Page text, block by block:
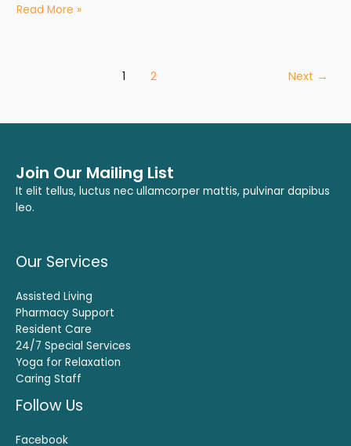
Read More »
1 2 Next →
Join Our Mailing List
It elit tellus, luctus nec ullamcorper mattis, pulvinar dapibus
leo.
Our Services
Assisted Living
Pharmacy Support
Resident Care
24/7 Special Services
Yoga for Relaxation
Caring Staff
Follow Us
Facebook